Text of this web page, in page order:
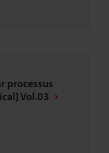
processus
Vol.03